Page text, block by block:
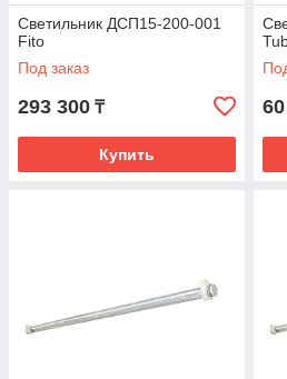
Светильник ДСП15-200-001
Fito
Под заказ
293 300 ₸
Купить